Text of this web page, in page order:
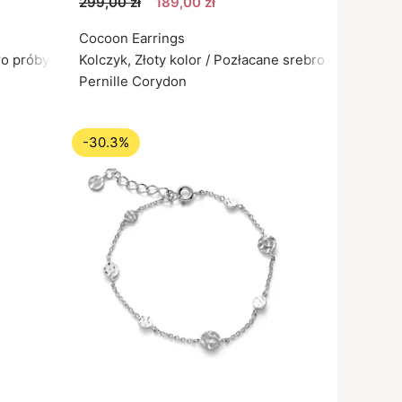
próby 925
Cocoon Earrings
Kolczyk, Złoty kolor / Pozłacane srebro próby 925
Pernille Corydon
-30.3%